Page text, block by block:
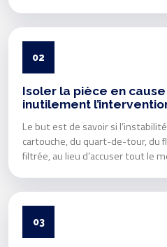
02
Isoler la pièce en
inutilement
Le but est de savoir si
cartouche, du quart-de-tour, du
filtrée, au lieu d’accuser tout le
03